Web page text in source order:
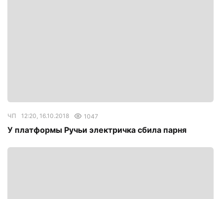
ЧП 12:20, 16.10.2018 1047
У платформы Ручьи электричка сбила парня